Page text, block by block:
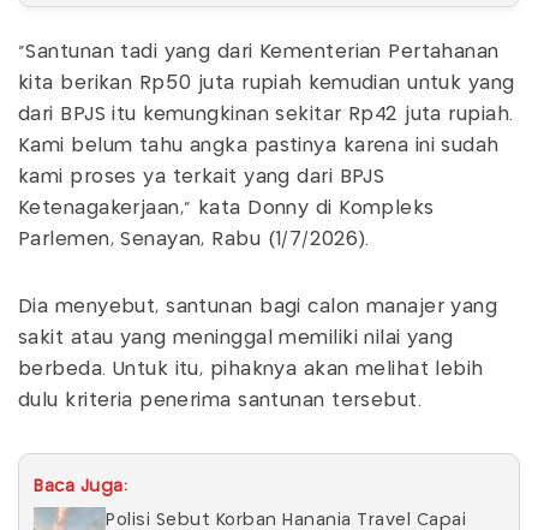
"Santunan tadi yang dari Kementerian Pertahanan
kita berikan Rp50 juta rupiah kemudian untuk yang
dari BPJS itu kemungkinan sekitar Rp42 juta rupiah.
Kami belum tahu angka pastinya karena ini sudah
kami proses ya terkait yang dari BPJS
Ketenagakerjaan," kata Donny di Kompleks
Parlemen, Senayan, Rabu (1/7/2026).
Dia menyebut, santunan bagi calon manajer yang
sakit atau yang meninggal memiliki nilai yang
berbeda. Untuk itu, pihaknya akan melihat lebih
dulu kriteria penerima santunan tersebut.
Baca Juga:
Polisi Sebut Korban Hanania Travel Capai